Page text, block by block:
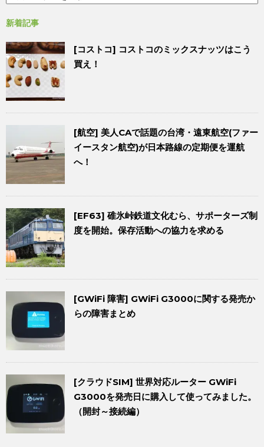
新着記事
[コストコ] コストコのミックスナッツはこう
買え！
[航空] 美人CAで話題の台湾・遠東航空(ファー
イースタン航空)が日本路線の定期便を運航
へ！
[EF63] 碓氷峠鉄道文化むら、サポーターズ制
度を開始。保存活動への協力を求める
[GWiFi 障害] GWiFi G3000に関する発売か
らの障害まとめ
[クラウドSIM] 世界対応ルーター GWiFi
G3000を発売日に購入して使ってみました。
（開封～接続編）